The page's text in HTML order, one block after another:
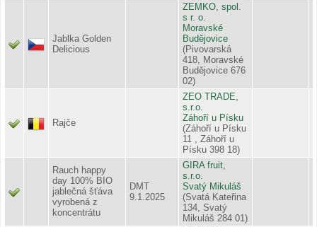
Jablka Golden
Delicious
ZEMKO, spol.
s r. o.
Moravské
Budějovice
(Pivovarská
418, Moravské
Budějovice 676
02)
Rajče
ZEO TRADE,
s.r.o.
Záhoří u Písku
(Záhoří u Písku
11 , Záhoří u
Písku 398 18)
Rauch happy
day 100% BIO
jablečná šťáva
vyrobená z
koncentrátu
DMT
9.1.2025
GIRA fruit,
s.r.o.
Svatý Mikuláš
(Svatá Kateřina
134, Svatý
Mikuláš 284 01)